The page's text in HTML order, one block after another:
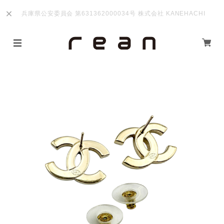
兵庫県公安委員会 第631362000034号 株式会社 KANEHACHI